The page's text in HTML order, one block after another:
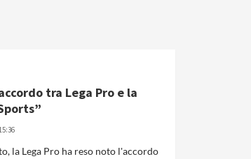
tra Lega Pro e la
la Lega Pro ha reso noto l'accordo